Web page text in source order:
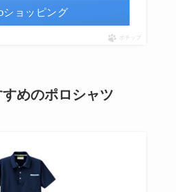
ショッピング
ポチップ
めのポロシャツ